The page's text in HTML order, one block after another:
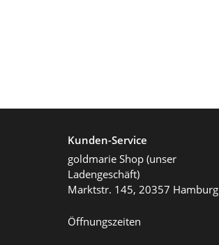
Kunden-Service
goldmarie Shop (unser
Ladengeschäft)
Marktstr. 145, 20357 Hamburg
Öffnungszeiten